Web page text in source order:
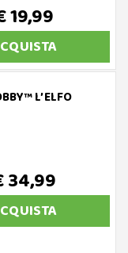
19,99
L’ELFO
34,99